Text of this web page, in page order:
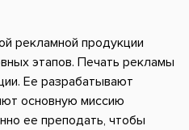
рекламной продукции
этапов. Печать рекламы
Ее разрабатывают
основную миссию
ее преподать, чтобы